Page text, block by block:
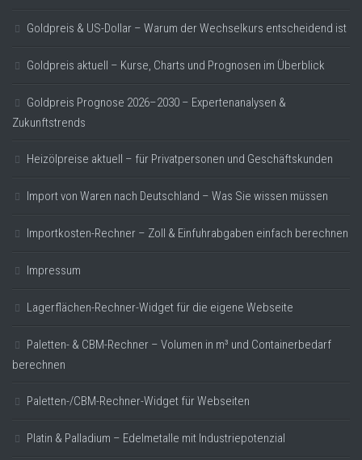
Goldpreis & US-Dollar – Warum der Wechselkurs entscheidend ist
Goldpreis aktuell – Kurse, Charts und Prognosen im Überblick
Goldpreis Prognose 2026–2030 – Expertenanalysen &
Zukunftstrends
Heizölpreise aktuell – für Privatpersonen und Geschäftskunden
Import von Waren nach Deutschland – Was Sie wissen müssen
Importkosten-Rechner – Zoll & Einfuhrabgaben einfach berechnen
Impressum
Lagerflächen-Rechner-Widget für die eigene Webseite
Paletten- & CBM-Rechner – Volumen in m³ und Containerbedarf
berechnen
Paletten-/CBM-Rechner-Widget für Webseiten
Platin & Palladium – Edelmetalle mit Industriepotenzial